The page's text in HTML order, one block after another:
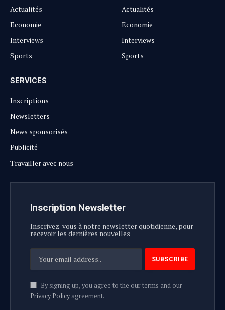
Actualités
Economie
Interviews
Sports
Actualités
Economie
Interviews
Sports
SERVICES
Inscriptions
Newsletters
News sponsorisés
Publicité
Travailler avec nous
Inscription Newsletter
Inscrivez-vous à notre newsletter quotidienne, pour
recevoir les dernières nouvelles
By signing up, you agree to the our terms and our
Privacy Policyagreement.